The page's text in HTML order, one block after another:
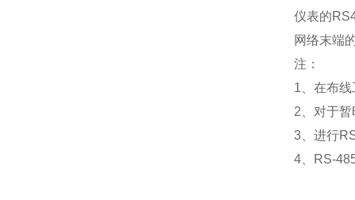
仪表的
网络末端
注：
1、在布
2、对于
3、进行
4、RS-